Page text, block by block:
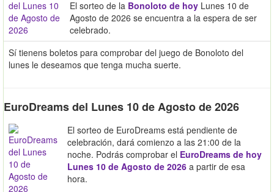
El sorteo de la Bonoloto de hoy Lunes 10 de
Agosto de 2026 se encuentra a la espera de ser
celebrado.
Sí tienens boletos para comprobar del juego de Bonoloto del
lunes le deseamos que tenga mucha suerte.
EuroDreams del Lunes 10 de Agosto de 2026
El sorteo de EuroDreams está pendiente de
celebración, dará comienzo a las 21:00 de la
noche. Podrás comprobar el EuroDreams de hoy
Lunes 10 de Agosto de 2026 a partir de esa
hora.